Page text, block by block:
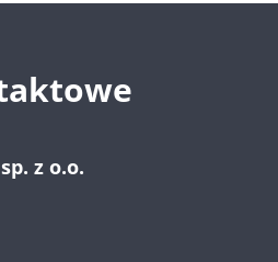
z o.o.